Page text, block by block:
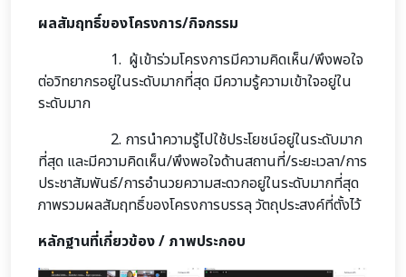
ผลสัมฤทธิ์ของโครงการ/กิจกรรม
1. ผู้เข้าร่วมโครงการมีความคิดเห็น/พึงพอใจ
ต่อวิทยากรอยู่ในระดับมากที่สุด มีความรู้ความเข้าใจอยู่ใน
ระดับมาก
2. การนำความรู้ไปใช้ประโยชน์อยู่ในระดับมาก
ที่สุด และมีความคิดเห็น/พึงพอใจด้านสถานที่/ระยะเวลา/การ
ประชาสัมพันธ์/การอำนวยความสะดวกอยู่ในระดับมากที่สุด
ภาพรวมผลสัมฤทธิ์ของโครงการบรรลุ วัตถุประสงค์ที่ตั้งไว้
หลักฐานที่เกี่ยวข้อง / ภาพประกอบ